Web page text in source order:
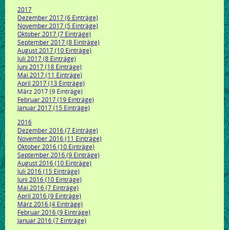
2017
Dezember 2017 (6 Einträge)
November 2017 (5 Einträge)
Oktober 2017 (7 Einträge)
September 2017 (8 Einträge)
August 2017 (10 Einträge)
Juli 2017 (8 Einträge)
Juni 2017 (18 Einträge)
Mai 2017 (11 Einträge)
April 2017 (13 Einträge)
März 2017 (9 Einträge)
Februar 2017 (19 Einträge)
Januar 2017 (15 Einträge)
2016
Dezember 2016 (7 Einträge)
November 2016 (11 Einträge)
Oktober 2016 (10 Einträge)
September 2016 (9 Einträge)
August 2016 (10 Einträge)
Juli 2016 (15 Einträge)
Juni 2016 (10 Einträge)
Mai 2016 (7 Einträge)
April 2016 (9 Einträge)
März 2016 (4 Einträge)
Februar 2016 (9 Einträge)
Januar 2016 (7 Einträge)